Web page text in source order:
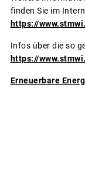
finden Sie im
https://
Infos über die so
https://
Erneuerbare